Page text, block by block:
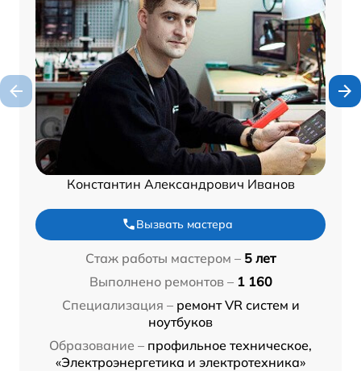
Константин Александрович Иванов
Вызвать мастера
Стаж работы мастером – 5 лет
Выполнено ремонтов – 1 160
Специализация – ремонт VR систем и
ноутбуков
Образование – профильное техническое,
«Электроэнергетика и электротехника»